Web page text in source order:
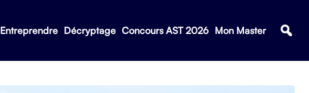
Entreprendre Décryptage Concours AST 2026 Mon Master